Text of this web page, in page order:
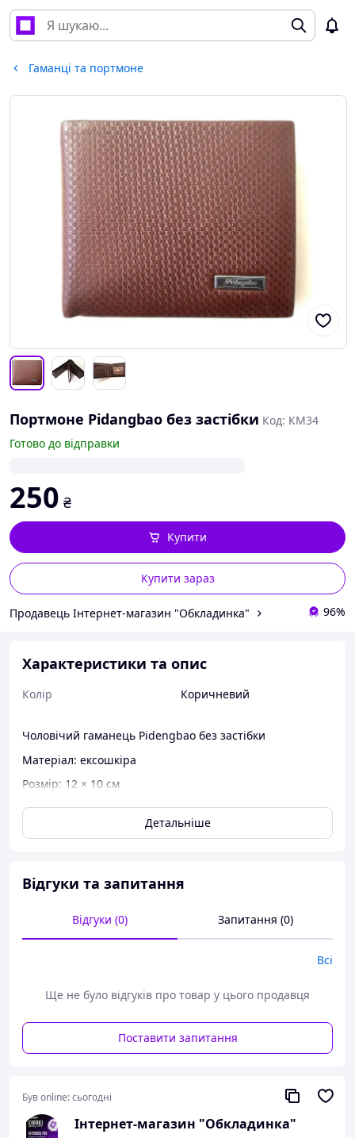
Гаманці та портмоне
Портмоне Pidangbao без застібки Код: КМ34
Готово до відправки
250 ₴
Купити зараз
Купити
Продавець Інтернет-магазин "Обкладинка" 96%
Характеристики та опис
Колір Коричневий
Чоловічий гаманець Pidengbao без застібки
Матеріал: ексошкіра
Розмір: 12 × 10 см
Колір: коричневий
Детальніше
Відгуки та запитання
Відгуки (0) Запитання (0)
Всі
Ще не було відгуків про товар у цього продавця
Поставити запитання
Був online:сьогодні
Інтернет-магазин "Обкладинка"